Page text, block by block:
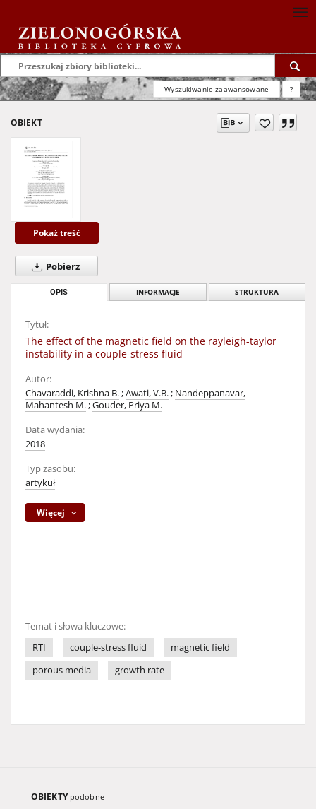
Wyszukiwanie zaawansowane ?
OBIEKT
Pokaż treść
Pobierz
OPIS INFORMACJE STRUKTURA
Tytuł:
The effect of the magnetic field on the rayleigh-taylor
instability in a couple-stress fluid
Autor:
Chavaraddi, Krishna B.;Awati, V.B.; Nandeppanavar,
Mahantesh M.;Gouder, Priya M.
Data wydania:
2018
Typ zasobu:
artykuł
Więcej
Temat i słowa kluczowe:
RTI
couple-stress fluid
magnetic field
porous media
growth rate
OBIEKTY podobne